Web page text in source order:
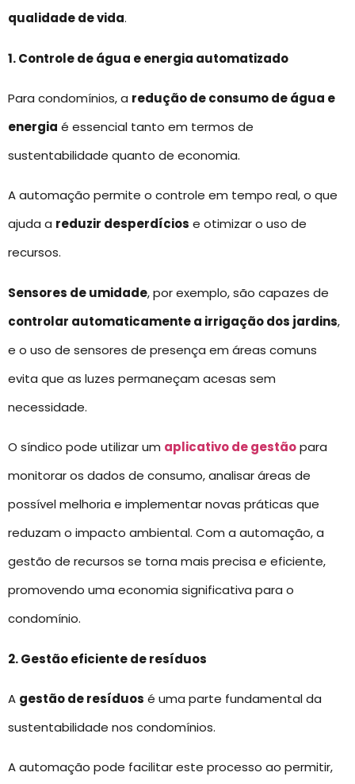
qualidade de vida.
1. Controle de água e energia automatizado
Para condomínios, a redução de consumo de água e
energia é essencial tanto em termos de
sustentabilidade quanto de economia.
A automação permite o controle em tempo real, o que
ajuda a reduzir desperdícios e otimizar o uso de
recursos.
Sensores de umidade, por exemplo, são capazes de
controlar automaticamente a irrigação dos jardins,
e o uso de sensores de presença em áreas comuns
evita que as luzes permaneçam acesas sem
necessidade.
O síndico pode utilizar um aplicativo de gestãopara
monitorar os dados de consumo, analisar áreas de
possível melhoria e implementar novas práticas que
reduzam o impacto ambiental. Com a automação, a
gestão de recursos se torna mais precisa e eficiente,
promovendo uma economia significativa para o
condomínio.
2. Gestão eficiente de resíduos
A gestão de resíduos é uma parte fundamental da
sustentabilidade nos condomínios.
A automação pode facilitar este processo ao permitir,